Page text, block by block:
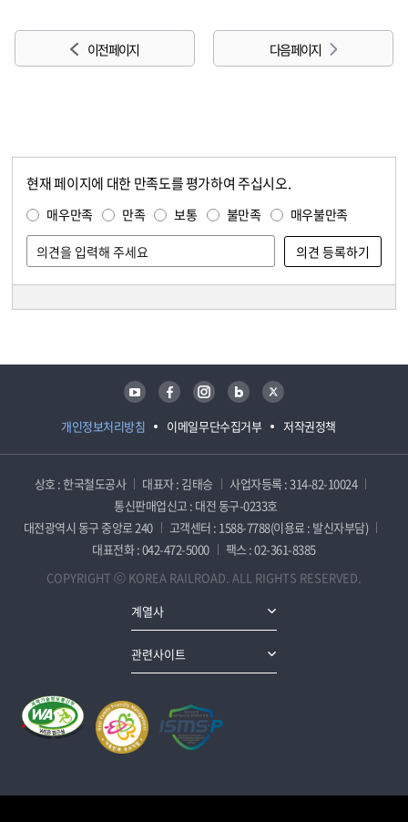
이전 페이지 다음 페이지
현재 페이지에 대한 만족도를 평가하여 주십시오.
매우만족 만족 보통 불만족 매우불만족
개인정보처리방침 이메일무단수집거부 저작권정책
유튜브 페이스북 인스타그램 블로그 트위터
상호 : 한국철도공사 대표자 : 김태승
사업자등록 : 314-82-10024
통신판매업신고 : 대전 동구-0233호
대전광역시 동구 중앙로 240
고객센터 : 1588-7788(이용료 : 발신자부담)
대표전화 : 042-472-5000
팩스 : 02-361-8385
COPYRIGHT ⓒ KOREA RAILROAD. ALL RIGHTS RESERVED.
계열사
관련사이트